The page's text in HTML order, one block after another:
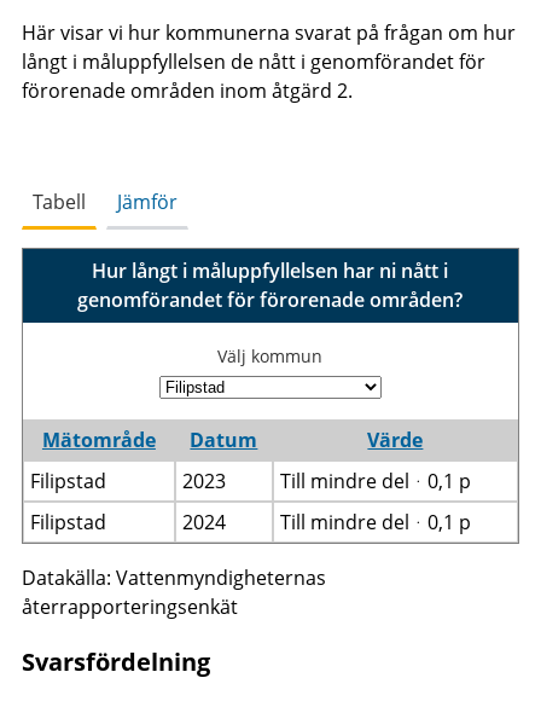
Här visar vi hur kommunerna svarat på frågan om hur
långt i måluppfyllelsen de nått i genomförandet för
förorenade områden inom åtgärd 2.
Tabell Jämför
Hur långt i måluppfyllelsen har ni nått i
genomförandet för förorenade områden?
Välj kommun
Mätområde Datum
Värde
Filipstad
2023
Till mindre delᆞ0,1 p
Filipstad
2024 Till mindre delᆞ0,1 p
Datakälla: Vattenmyndigheternas
återrapporteringsenkät
Svarsfördelning